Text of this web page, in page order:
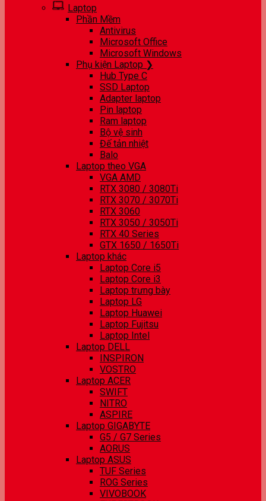
Laptop
Phần Mềm
Antivirus
Microsoft Office
Microsoft Windows
Phụ kiện Laptop ❯
Hub Type C
SSD Laptop
Adapter laptop
Pin laptop
Ram laptop
Bộ vệ sinh
Đế tản nhiệt
Balo
Laptop theo VGA
VGA AMD
RTX 3080 / 3080Ti
RTX 3070 / 3070Ti
RTX 3060
RTX 3050 / 3050Ti
RTX 40 Series
GTX 1650 / 1650Ti
Laptop khác
Laptop Core i5
Laptop Core i3
Laptop trưng bày
Laptop LG
Laptop Huawei
Laptop Fujitsu
Laptop Intel
Laptop DELL
INSPIRON
VOSTRO
Laptop ACER
SWIFT
NITRO
ASPIRE
Laptop GIGABYTE
G5 / G7 Series
AORUS
Laptop ASUS
TUF Series
ROG Series
VIVOBOOK